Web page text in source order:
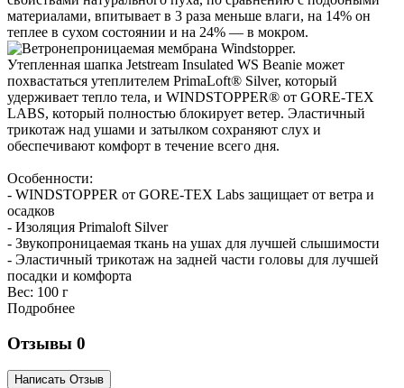
Утепленная шапка Jetstream Insulated WS Beanie может
похвастаться утеплителем PrimaLoft® Silver, который
удерживает тепло тела, и WINDSTOPPER® от GORE-TEX
LABS, который полностью блокирует ветер. Эластичный
трикотаж над ушами и затылком сохраняют слух и
обеспечивают комфорт в течение всего дня.
Особенности:
- WINDSTOPPER от GORE-TEX Labs защищает от ветра и
осадков
- Изоляция Primaloft Silver
- Звукопроницаемая ткань на ушах для лучшей слышимости
- Эластичный трикотаж на задней части головы для лучшей
посадки и комфорта
Вес: 100 г
Подробнее
Отзывы 0